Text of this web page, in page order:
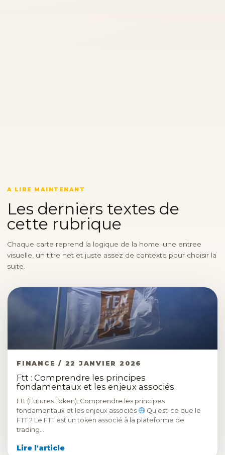
A LIRE MAINTENANT
Les derniers textes de
cette rubrique
Chaque carte reprend la logique de la home: une entree
visuelle, un titre net et juste assez de contexte pour choisir la
suite.
FINANCE / 22 JANVIER 2026
Ftt : Comprendre les principes
fondamentaux et les enjeux associés
Ftt (Futures Token): Comprendre les principes
fondamentaux et les enjeux associés
Qu’est-ce que le
FTT ? Le FTT est un token associé à la plateforme de
trading…
Lire l'article